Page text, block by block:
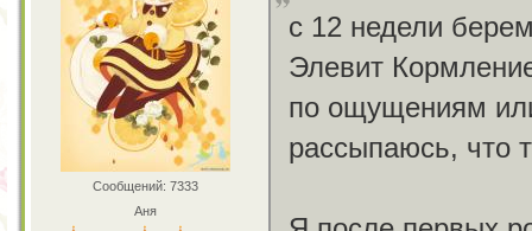
Сообщений: 7333
Аня
с 12 недели
Элевит
по ощущениям
рассыпаюсь, что